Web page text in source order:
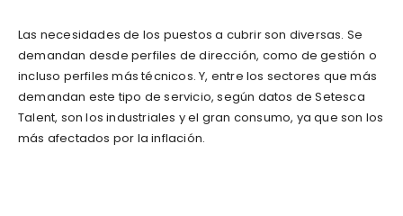
Las necesidades de los puestos a cubrir son diversas. Se
demandan desde perfiles de dirección, como de gestión o
incluso perfiles más técnicos. Y, entre los sectores que más
demandan este tipo de servicio, según datos de Setesca
Talent, son los industriales y el gran consumo, ya que son los
más afectados por la inflación.